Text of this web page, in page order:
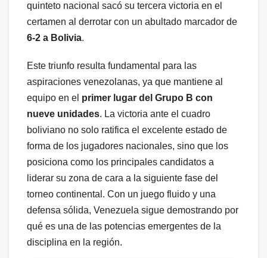
quinteto nacional sacó su tercera victoria en el
certamen al derrotar con un abultado marcador de
6-2 a Bolivia.
Este triunfo resulta fundamental para las
aspiraciones venezolanas, ya que mantiene al
equipo en el primer lugar del Grupo B con
nueve unidades. La victoria ante el cuadro
boliviano no solo ratifica el excelente estado de
forma de los jugadores nacionales, sino que los
posiciona como los principales candidatos a
liderar su zona de cara a la siguiente fase del
torneo continental. Con un juego fluido y una
defensa sólida, Venezuela sigue demostrando por
qué es una de las potencias emergentes de la
disciplina en la región.